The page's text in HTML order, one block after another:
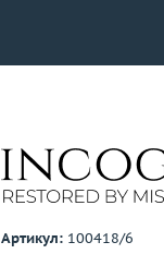
Артикул: 100418/6